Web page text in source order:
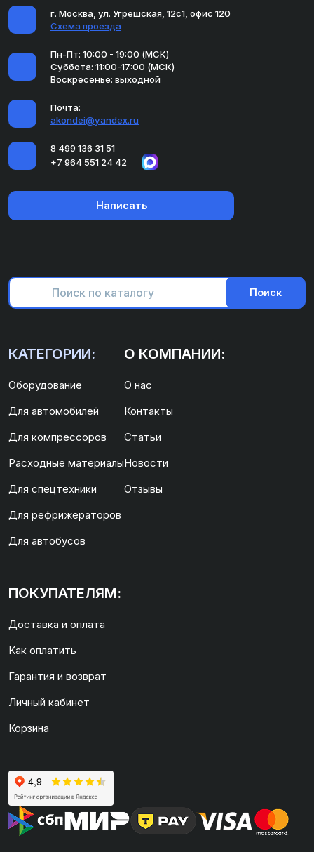
г. Москва, ул. Угрешская, 12с1, офис 120
Схема проезда
Пн-Пт: 10:00 - 19:00 (МСК)
Суббота: 11:00-17:00 (МСК)
Воскресенье: выходной
Почта:
akondei@yandex.ru
8 499 136 31 51
+7 964 551 24 42
Написать
Поиск
КАТЕГОРИИ:
Оборудование
Для автомобилей
Для компрессоров
Расходные материалы
Для спецтехники
Для рефрижераторов
Для автобусов
О КОМПАНИИ:
О нас
Контакты
Статьи
Новости
Отзывы
ПОКУПАТЕЛЯМ:
Доставка и оплата
Как оплатить
Гарантия и возврат
Личный кабинет
Корзина